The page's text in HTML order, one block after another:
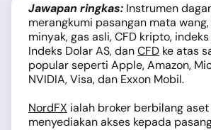
Jawapan ringkas: Instrumen
merangkumi pasangan mata
minyak, gas asli, CFD kripto,
Indeks Dolar AS, danCFD ke atas
popular seperti Apple, Amazon,
NVIDIA, Visa, dan Exxon Mobil.
NordFX ialah broker berbilang
menyediakan akses kepada